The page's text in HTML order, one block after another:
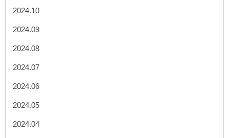
2024.10
2024.09
2024.08
2024.07
2024.06
2024.05
2024.04